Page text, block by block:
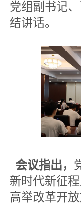
党组副书记
结讲话。
会议指出，
新时代新征
高举改革开